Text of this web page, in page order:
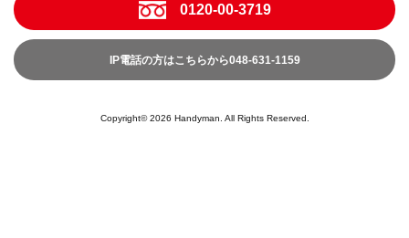
0120-00-3719
IP電話の方はこちらから048-631-1159
Copyright© 2026 Handyman. All Rights Reserved.